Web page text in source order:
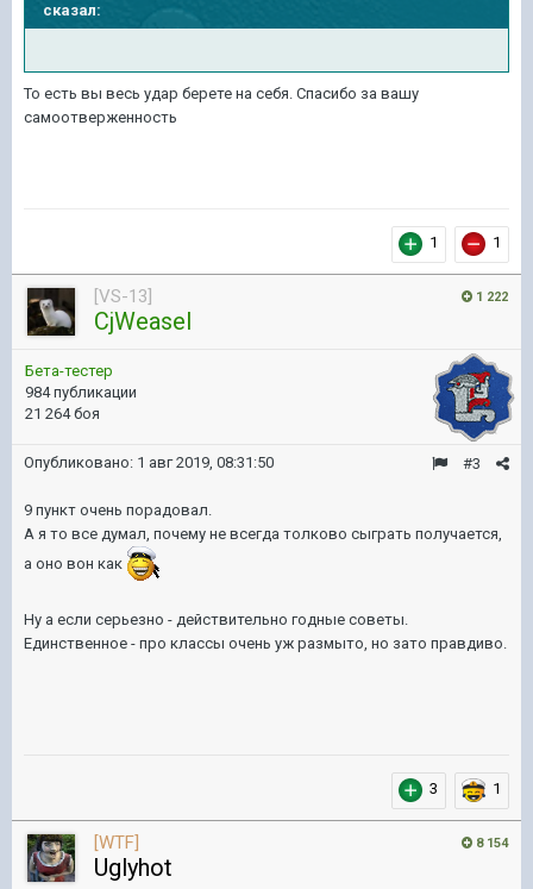
сказал:
То есть вы весь удар берете на себя. Спасибо за вашу
самоотверженность
1 1
1 222
[VS-13]
CjWeasel
Бета-тестер
984 публикации
21 264 боя
#3
Опубликовано: 1 авг 2019, 08:31:50
9 пункт очень порадовал.
А я то все думал, почему не всегда толково сыграть получается,
а оно вон как
Ну а если серьезно - действительно годные советы.
Единственное - про классы очень уж размыто, но зато правдиво.
3 1
8 154
[WTF]
Uglyhot